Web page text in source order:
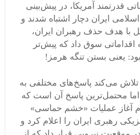
قدرتمند آمریکا، در پیش‌بینی
ایران دچار اشتباه شدند و
با هدف حذف رهبران ایران،
اقداماتی سوق داد که پیش‌تر
یعنی بستن تنگه هرمز!
می‌کند پاسخ‌های مختلفی به
محتمل‌ترین پاسخ آن است که
آغاز عملیات «خشم حماسی»
رهبری ایران را اعلام کرد و